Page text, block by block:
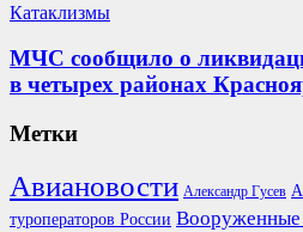
Катаклизмы
МЧС сообщило о
в четырех районах
Метки
Авиановости Александр Гусев
туроператоров России